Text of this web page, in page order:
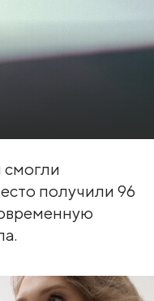
смогли
получили 96